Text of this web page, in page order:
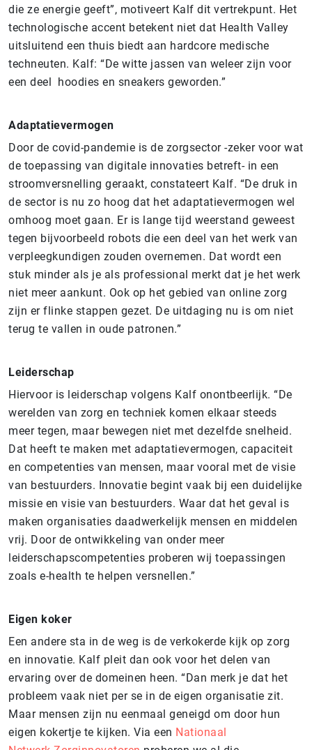
die ze energie geeft”, motiveert Kalf dit vertrekpunt. Het
technologische accent betekent niet dat Health Valley
uitsluitend een thuis biedt aan hardcore medische
techneuten. Kalf: “De witte jassen van weleer zijn voor
een deel hoodies en sneakers geworden.”
Adaptatievermogen
Door de covid-pandemie is de zorgsector -zeker voor wat
de toepassing van digitale innovaties betreft- in een
stroomversnelling geraakt, constateert Kalf. “De druk in
de sector is nu zo hoog dat het adaptatievermogen wel
omhoog moet gaan. Er is lange tijd weerstand geweest
tegen bijvoorbeeld robots die een deel van het werk van
verpleegkundigen zouden overnemen. Dat wordt een
stuk minder als je als professional merkt dat je het werk
niet meer aankunt. Ook op het gebied van online zorg
zijn er flinke stappen gezet. De uitdaging nu is om niet
terug te vallen in oude patronen.”
Leiderschap
Hiervoor is leiderschap volgens Kalf onontbeerlijk. “De
werelden van zorg en techniek komen elkaar steeds
meer tegen, maar bewegen niet met dezelfde snelheid.
Dat heeft te maken met adaptatievermogen, capaciteit
en competenties van mensen, maar vooral met de visie
van bestuurders. Innovatie begint vaak bij een duidelijke
missie en visie van bestuurders. Waar dat het geval is
maken organisaties daadwerkelijk mensen en middelen
vrij. Door de ontwikkeling van onder meer
leiderschapscompetenties proberen wij toepassingen
zoals e-health te helpen versnellen.”
Eigen koker
Een andere sta in de weg is de verkokerde kijk op zorg
en innovatie. Kalf pleit dan ook voor het delen van
ervaring over de domeinen heen. “Dan merk je dat het
probleem vaak niet per se in de eigen organisatie zit.
Maar mensen zijn nu eenmaal geneigd om door hun
eigen kokertje te kijken. Via een Nationaal